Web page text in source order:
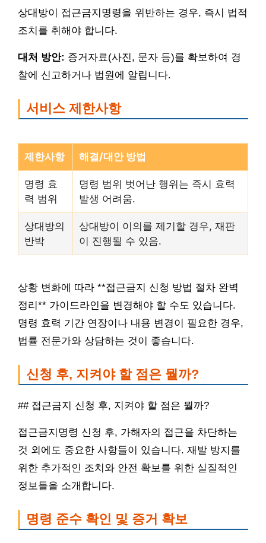
상대방이 접근금지명령을 위반하는 경우, 즉시 법적
조치를 취해야 합니다.
대처 방안: 증거자료(사진, 문자 등)를 확보하여 경
찰에 신고하거나 법원에 알립니다.
서비스 제한사항
제한사항 해결/대안 방법
명령 효
력 범위
명령 범위 벗어난 행위는 즉시 효력
발생 어려움.
상대방의
반박
상대방이 이의를 제기할 경우, 재판
이 진행될 수 있음.
상황 변화에 따라 **접근금지 신청 방법 절차 완벽
정리** 가이드라인을 변경해야 할 수도 있습니다.
명령 효력 기간 연장이나 내용 변경이 필요한 경우,
법률 전문가와 상담하는 것이 좋습니다.
신청 후, 지켜야 할 점은 뭘까?
## 접근금지 신청 후, 지켜야 할 점은 뭘까?
접근금지명령 신청 후, 가해자의 접근을 차단하는
것 외에도 중요한 사항들이 있습니다. 재발 방지를
위한 추가적인 조치와 안전 확보를 위한 실질적인
정보들을 소개합니다.
명령 준수 확인 및 증거 확보